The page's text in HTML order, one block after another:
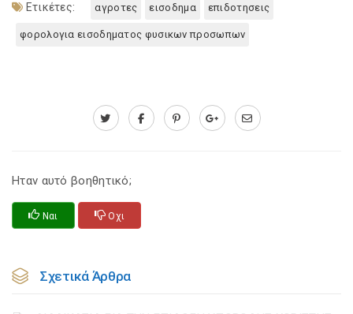
Ετικέτες: αγροτες εισοδημα επιδοτησεις
φορολογια εισοδηματος φυσικων προσωπων
Ηταν αυτό βοηθητικό;
Ναι Οχι
Σχετικά Άρθρα